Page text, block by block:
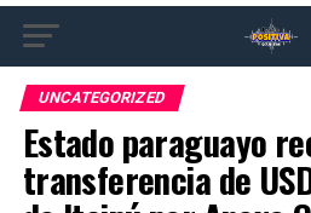
UNCATEGORIZED
Estado paraguayo
transferencia de